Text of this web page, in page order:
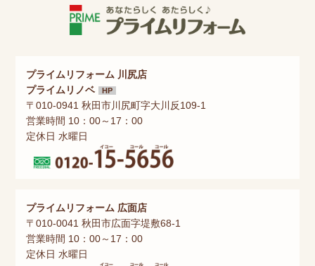
プライムリフォーム 川尻店
プライムリノベ
HP
〒010-0941 秋田市川尻町字大川反109-1
営業時間 10：00～17：00
定休日 水曜日
プライムリフォーム 広面店
〒010-0041 秋田市広面字堤敷68-1
営業時間 10：00～17：00
定休日 水曜日